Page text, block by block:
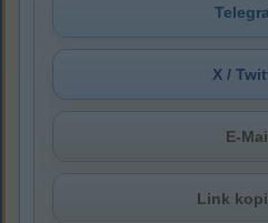
X /
E-
Link